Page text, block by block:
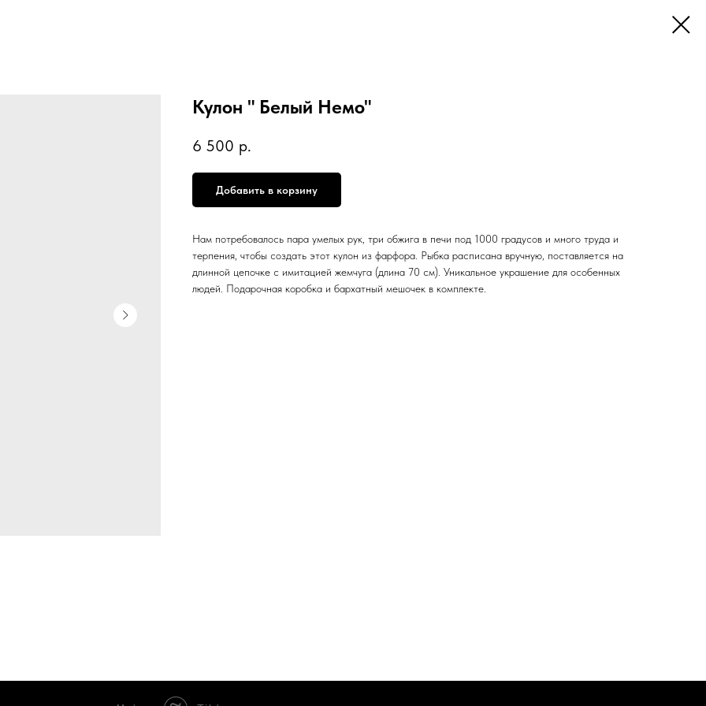
Кулон " Белый Немо"
6 500 р.
Добавить в корзину
Нам потребовалось пара умелых рук, три обжига в печи под 1000 градусов и много труда и
терпения, чтобы создать этот кулон из фарфора. Рыбка расписана вручную, поставляется на
длинной цепочке с имитацией жемчуга (длина 70 см). Уникальное украшение для особенных
людей. Подарочная коробка и бархатный мешочек в комплекте.